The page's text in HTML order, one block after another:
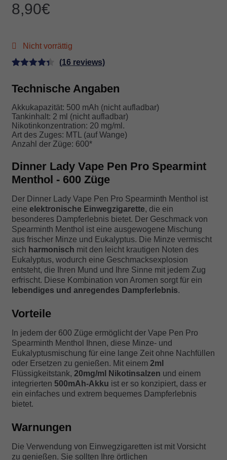
8,90€
Nicht vorrättig
mit4.38
basierend
auf
Kundenbe
n
(16 reviews)
Technische Angaben
Akkukapazität: 500 mAh (nicht aufladbar)
Tankinhalt: 2 ml (nicht aufladbar)
Nikotinkonzentration: 20 mg/ml.
Art des Zuges: MTL (auf Wange)
Anzahl der Züge: 600*
Dinner Lady Vape Pen Pro Spearmint
Menthol - 600 Züge
Der Dinner Lady Vape Pen Pro Spearminth Menthol ist
eine elektronische Einwegzigarette, die ein
besonderes Dampferlebnis bietet. Der Geschmack von
Spearminth Menthol ist eine ausgewogene Mischung
aus frischer Minze und Eukalyptus. Die Minze vermischt
sich harmonisch mit den leicht krautigen Noten des
Eukalyptus, wodurch eine Geschmacksexplosion
entsteht, die Ihren Mund und Ihre Sinne mit jedem Zug
erfrischt. Diese Kombination von Aromen sorgt für ein
lebendiges und anregendes Dampferlebnis.
Vorteile
In jedem der 600 Züge ermöglicht der Vape Pen Pro
Spearminth Menthol Ihnen, diese Minze- und
Eukalyptusmischung für eine lange Zeit ohne Nachfüllen
oder Ersetzen zu genießen. Mit einem 2ml
Flüssigkeitstank, 20mg/ml Nikotinsalzen und einem
integrierten 500mAh-Akku ist er so konzipiert, dass er
ein einfaches und extrem bequemes Dampferlebnis
bietet.
Warnungen
Die Verwendung von Einwegzigaretten ist mit Vorsicht
zu genießen. Sie sollten Ihre örtlichen